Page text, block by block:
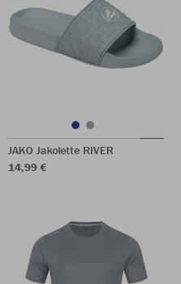
JAKO Jakolette RIVER
14,99 €